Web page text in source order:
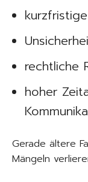
rechtliche
hoher
Gerade ältere
Mängeln